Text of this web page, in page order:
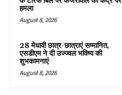
हमला
August 8, 2026
28 मेधावी छात्र-छात्राएं सम्मानित,
एसडीएम ने दी उज्ज्वल भविष्य की
शुभकामनाएं
August 8, 2026